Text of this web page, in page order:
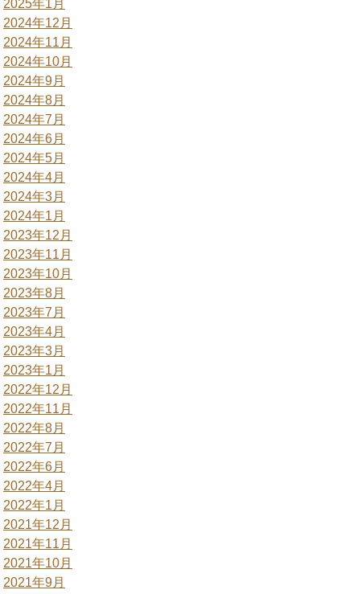
2025年1月
2024年12月
2024年11月
2024年10月
2024年9月
2024年8月
2024年7月
2024年6月
2024年5月
2024年4月
2024年3月
2024年1月
2023年12月
2023年11月
2023年10月
2023年8月
2023年7月
2023年4月
2023年3月
2023年1月
2022年12月
2022年11月
2022年8月
2022年7月
2022年6月
2022年4月
2022年1月
2021年12月
2021年11月
2021年10月
2021年9月